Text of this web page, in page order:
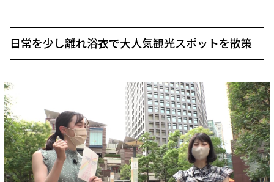
日常を少し離れ浴衣で大人気観光スポットを散策